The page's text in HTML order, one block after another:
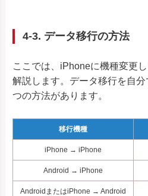
4-3. データ移行の方法
ここでは、iPhoneに機種変更
解説します。データ移行を自
つの方法があります。
移行機種
iPhone → iPhone
Android → iPhone
AndroidまたはiPhone → Android